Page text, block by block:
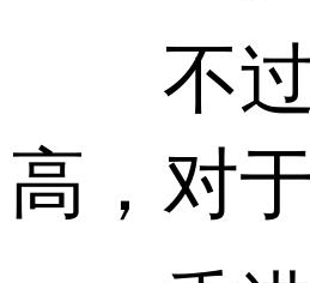
不过
高，对